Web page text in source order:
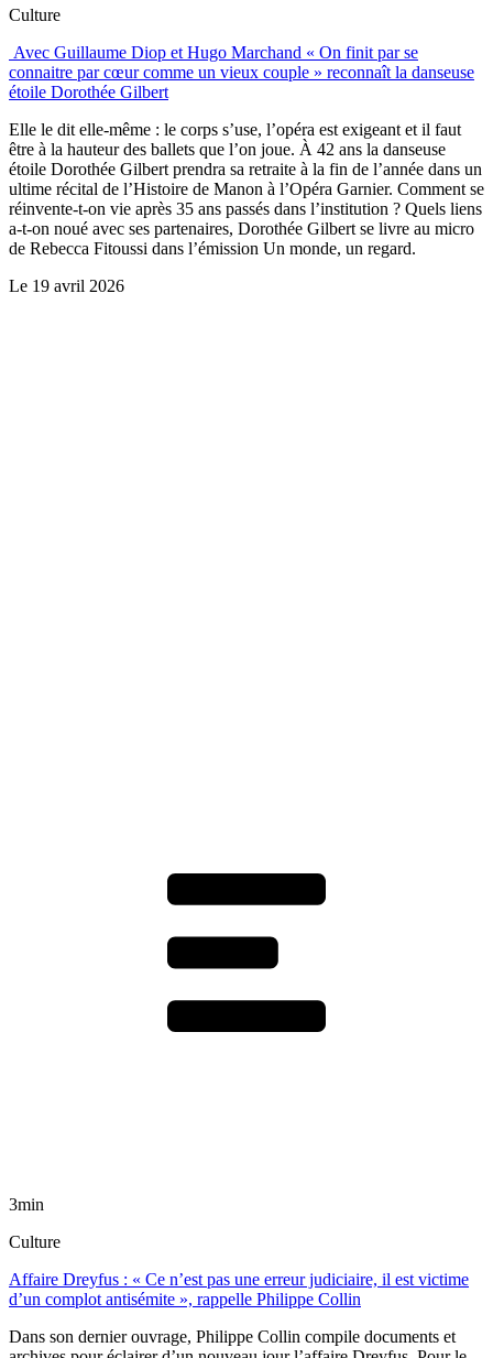
Culture
Avec Guillaume Diop et Hugo Marchand « On finit par se
connaitre par cœur comme un vieux couple » reconnaît la danseuse
étoile Dorothée Gilbert
Elle le dit elle-même : le corps s’use, l’opéra est exigeant et il faut
être à la hauteur des ballets que l’on joue. À 42 ans la danseuse
étoile Dorothée Gilbert prendra sa retraite à la fin de l’année dans un
ultime récital de l’Histoire de Manon à l’Opéra Garnier. Comment se
réinvente-t-on vie après 35 ans passés dans l’institution ? Quels liens
a-t-on noué avec ses partenaires, Dorothée Gilbert se livre au micro
de Rebecca Fitoussi dans l’émission Un monde, un regard.
Le 19 avril 2026
3min
Culture
Affaire Dreyfus : « Ce n’est pas une erreur judiciaire, il est victime
d’un complot antisémite », rappelle Philippe Collin
Dans son dernier ouvrage, Philippe Collin compile documents et